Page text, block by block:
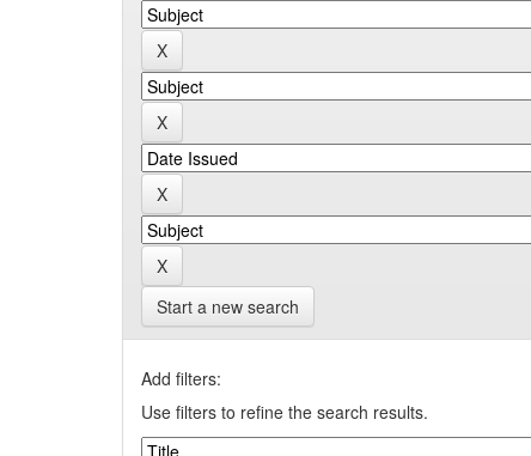
Start a new search
Add filters:
Use filters to refine the search results.